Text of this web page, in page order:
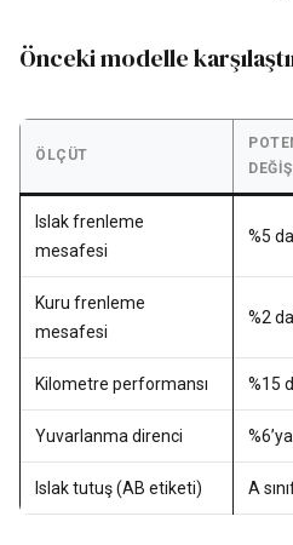
Önceki modelle
ÖLÇÜT
Islak frenleme
mesafesi
%5
Kuru frenleme
mesafesi
%2
Kilometre performansı %15
Yuvarlanma direnci
Islak tutuş (AB etiketi) A